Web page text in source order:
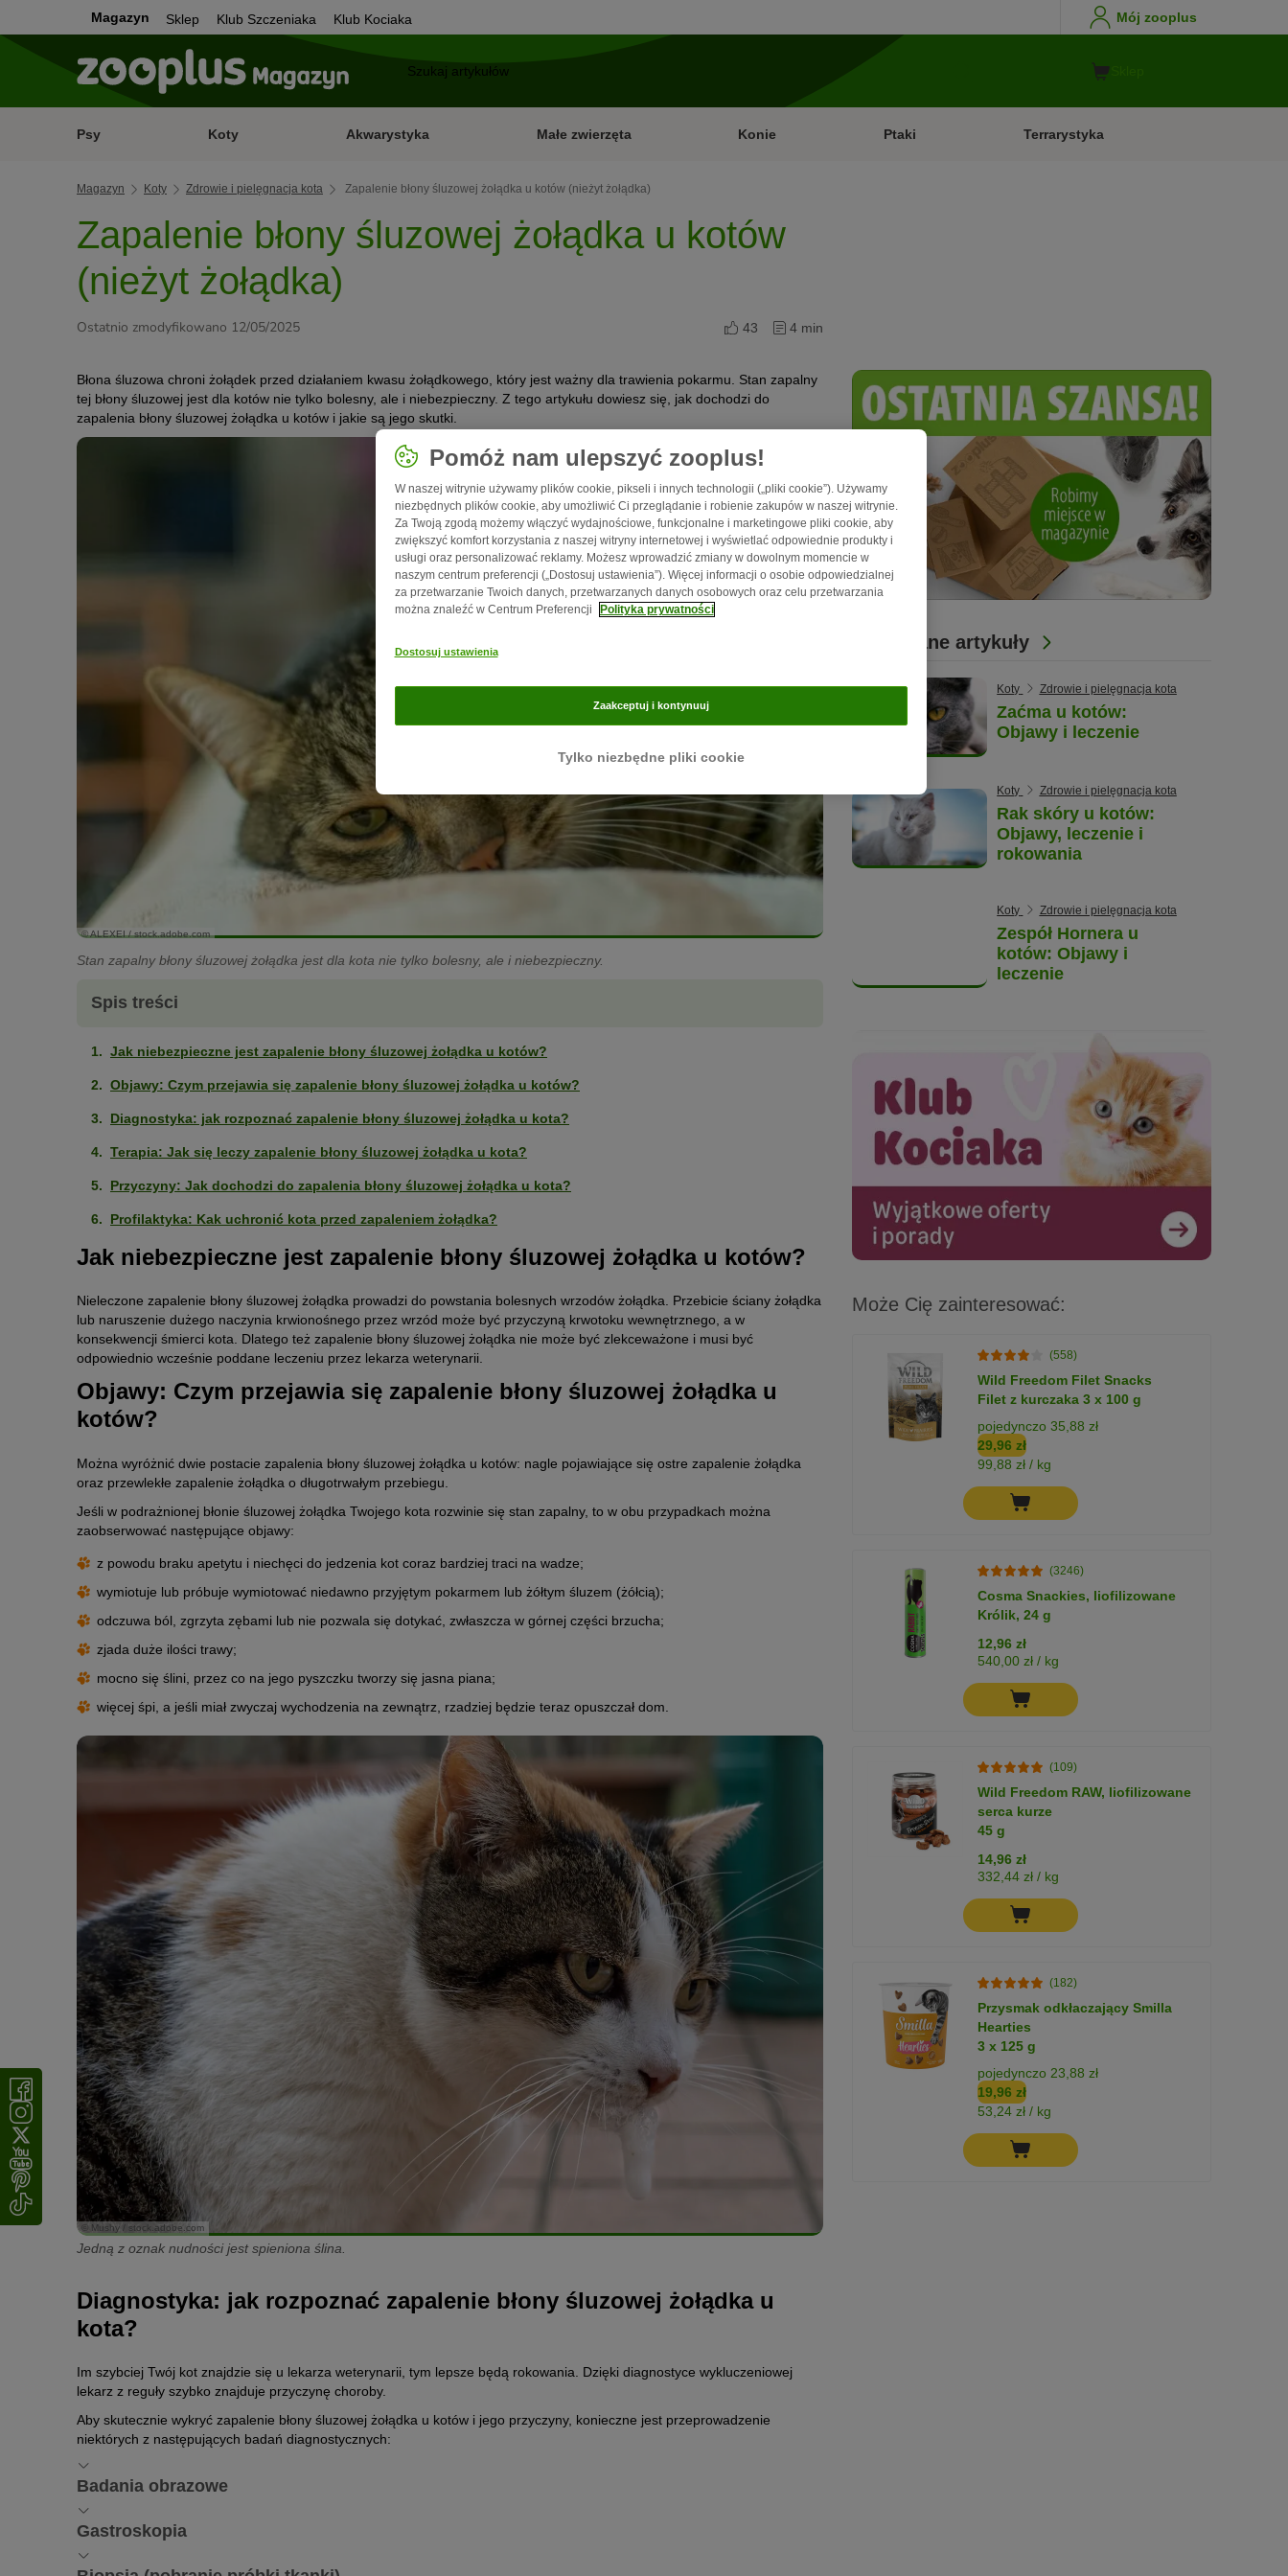
Magazyn Sklep Klub Szczeniaka Klub Kociaka Mój zooplus
Psy Koty Akwarystyka Małe zwierzęta Konie Ptaki Terrarystyka
Magazyn Koty Zdrowie i pielęgnacja kota Zapalenie błony śluzowej żołądka u kotów (nieżyt żołądka)
Zapalenie błony śluzowej żołądka u kotów
(nieżyt żołądka)
Ostatnio zmodyfikowano 12/05/2025 43 4 min
Błona śluzowa chroni żołądek przed działaniem kwasu żołądkowego, który jest ważny dla trawienia pokarmu. Stan zapalny
tej błony śluzowej jest dla kotów nie tylko bolesny, ale i niebezpieczny. Z tego artykułu dowiesz się, jak dochodzi do
zapalenia błony śluzowej żołądka u kotów i jakie są jego skutki.
© ALEXEI / stock.adobe.com
Stan zapalny błony śluzowej żołądka jest dla kota nie tylko bolesny, ale i niebezpieczny.
Spis treści
Jak niebezpieczne jest zapalenie błony śluzowej żołądka u kotów?
Objawy: Czym przejawia się zapalenie błony śluzowej żołądka u kotów?
Diagnostyka: jak rozpoznać zapalenie błony śluzowej żołądka u kota?
Terapia: Jak się leczy zapalenie błony śluzowej żołądka u kota?
Przyczyny: Jak dochodzi do zapalenia błony śluzowej żołądka u kota?
Profilaktyka: Kak uchronić kota przed zapaleniem żołądka?
Jak niebezpieczne jest zapalenie błony śluzowej żołądka u kotów?
Nieleczone zapalenie błony śluzowej żołądka prowadzi do powstania bolesnych wrzodów żołądka. Przebicie ściany żołądka
lub naruszenie dużego naczynia krwionośnego przez wrzód może być przyczyną krwotoku wewnętrznego, a w
konsekwencji śmierci kota. Dlatego też zapalenie błony śluzowej żołądka nie może być zlekceważone i musi być
odpowiednio wcześnie poddane leczeniu przez lekarza weterynarii.
Objawy: Czym przejawia się zapalenie błony śluzowej żołądka u
kotów?
Można wyróżnić dwie postacie zapalenia błony śluzowej żołądka u kotów: nagle pojawiające się ostre zapalenie żołądka
oraz przewlekłe zapalenie żołądka o długotrwałym przebiegu.
Jeśli w podrażnionej błonie śluzowej żołądka Twojego kota rozwinie się stan zapalny, to w obu przypadkach można
zaobserwować następujące objawy:
z powodu braku apetytu i niechęci do jedzenia kot coraz bardziej traci na wadze;
wymiotuje lub próbuje wymiotować niedawno przyjętym pokarmem lub żółtym śluzem (żółcią);
odczuwa ból, zgrzyta zębami lub nie pozwala się dotykać, zwłaszcza w górnej części brzucha;
zjada duże ilości trawy;
mocno się ślini, przez co na jego pyszczku tworzy się jasna piana;
więcej śpi, a jeśli miał zwyczaj wychodzenia na zewnątrz, rzadziej będzie teraz opuszczał dom.
© Mushy / stock.adobe.com
Jedną z oznak nudności jest spieniona ślina.
Diagnostyka: jak rozpoznać zapalenie błony śluzowej żołądka u
kota?
Im szybciej Twój kot znajdzie się u lekarza weterynarii, tym lepsze będą rokowania. Dzięki diagnostyce wykluczeniowej
lekarz z reguły szybko znajduje przyczynę choroby.
Aby skutecznie wykryć zapalenie błony śluzowej żołądka u kotów i jego przyczyny, konieczne jest przeprowadzenie
niektórych z następujących badań diagnostycznych:
Badania obrazowe
Badanie ultrasonograficzne pozwala lekarzowi weterynarii ocenić ścianę żołądka kota z zewnątrz i zmierzyć jej grubość. Jej
pogrubienie może być oznaką zapalenia błony śluzowej żołądka.
Gastroskopia
Za pomocą gastroskopu, czyli elastycznej rurki z kamerą, weterynarz jest w stanie obejrzeć błonę śluzową żołądka kota od
Powiązane artykuły
Koty Zdrowie i pielęgnacja kota
Zaćma u kotów:
Objawy i leczenie
Koty Zdrowie i pielęgnacja kota
Rak skóry u kotów:
Objawy, leczenie i
rokowania
Koty Zdrowie i pielęgnacja kota
Zespół Hornera u
kotów: Objawy i
leczenie
Może Cię zainteresować:
(558)
Wild Freedom Filet Snacks
Filet z kurczaka 3 x 100 g
pojedynczo 35,88 zł
29,96 zł
99,88 zł / kg
(3246)
Cosma Snackies, liofilizowane
Królik, 24 g
12,96 zł
540,00 zł / kg
(109)
Wild Freedom RAW, liofilizowane
serca kurze
45 g
14,96 zł
332,44 zł / kg
(182)
Przysmak odkłaczający Smilla
Hearties
3 x 125 g
pojedynczo 23,88 zł
19,96 zł
53,24 zł / kg
Pomóż nam ulepszyć zooplus!
W naszej witrynie używamy plików cookie, pikseli i innych technologii („pliki cookie”). Używamy
niezbędnych plików cookie, aby umożliwić Ci przeglądanie i robienie zakupów w naszej witrynie.
Za Twoją zgodą możemy włączyć wydajnościowe, funkcjonalne i marketingowe pliki cookie, aby
zwiększyć komfort korzystania z naszej witryny internetowej i wyświetlać odpowiednie produkty i
usługi oraz personalizować reklamy. Możesz wprowadzić zmiany w dowolnym momencie w
naszym centrum preferencji („Dostosuj ustawienia”). Więcej informacji o osobie odpowiedzialnej
za przetwarzanie Twoich danych, przetwarzanych danych osobowych oraz celu przetwarzania
można znaleźć w Centrum Preferencji
Polityka prywatności
Dostosuj ustawienia
Tylko niezbędne pliki cookie
Zaakceptuj i kontynuuj